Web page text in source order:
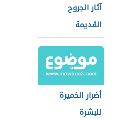
آثار الجروح
القديمة
أضرار الخميرة
للبشرة